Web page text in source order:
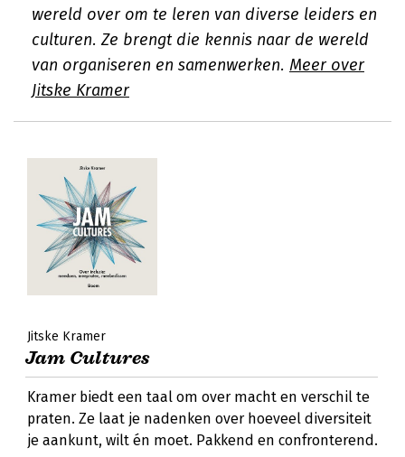
wereld over om te leren van diverse leiders en
culturen. Ze brengt die kennis naar de wereld
van organiseren en samenwerken. Meer over
Jitske Kramer
Jitske Kramer
Jam Cultures
Kramer biedt een taal om over macht en verschil te
praten. Ze laat je nadenken over hoeveel diversiteit
je aankunt, wilt én moet. Pakkend en confronterend.